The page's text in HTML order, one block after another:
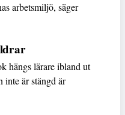
arbetsmiljö, säger
hängs lärare ibland ut
inte är stängd är